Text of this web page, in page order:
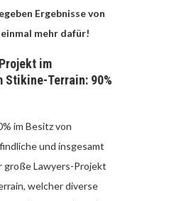
Ergebnisse von
mehr dafür!
im
Terrain: 90%
im Besitz von
und insgesamt
große Lawyers-Projekt
welcher diverse